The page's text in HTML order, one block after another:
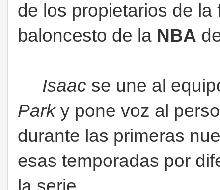
de los propietarios de
baloncesto de la NBA
Isaac se une al
Parky pone voz al
durante las primeras
esas temporadas por
la serie.